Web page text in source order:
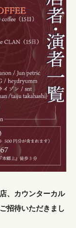
、カウンターカル
招待いただきまし